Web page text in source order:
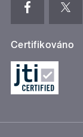
Certifikováno